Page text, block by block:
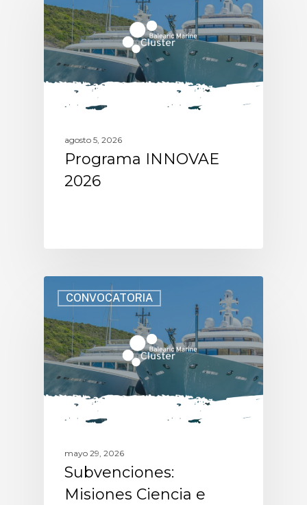
agosto 5, 2026
Programa INNOVAE
2026
CONVOCATORIA
mayo 29, 2026
Subvenciones:
Misiones Ciencia e